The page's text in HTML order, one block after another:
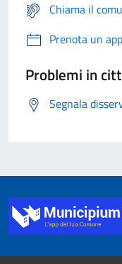
Chiama il
Prenota un
Problemi in
Segnala